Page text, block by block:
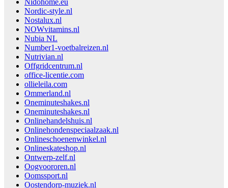
Nidohome.eu
Nordic-style.nl
Nostalux.nl
NOWvitamins.nl
Nubia NL
Number1-voetbalreizen.nl
Nutrivian.nl
Offgridcentrum.nl
office-licentie.com
ollieleila.com
Ommerland.nl
Oneminuteshakes.nl
Oneminuteshakes.nl
Onlinehandelshuis.nl
Onlinehondenspeciaalzaak.nl
Onlineschoenenwinkel.nl
Onlineskateshop.nl
Ontwerp-zelf.nl
Oogvoororen.nl
Oomssport.nl
Oostendorp-muziek.nl